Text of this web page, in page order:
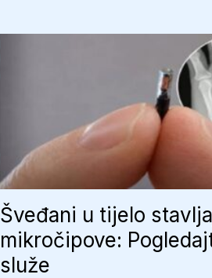
Šveđani u tijelo
mikročipove:
služe